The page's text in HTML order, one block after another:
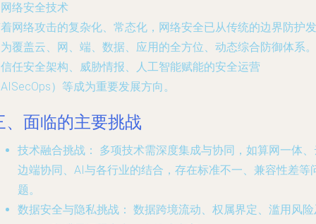
络安全技术
网络攻击的复杂化、常态化，网络安全已从传统的边界防护发
覆盖云、网、端、数据、应用的全方位、动态综合防御体系。
任安全架构、威胁情报、人工智能赋能的安全运营
）等成为重要发展方向。
、面临的主要挑战
技术融合挑战：
多项技术需深度集成与协同，如算网一体
边端协同、AI与各行业的结合，存在标准不一、兼容性差等
题。
数据安全与隐私挑战： 数据跨境流动、权属界定、滥用风